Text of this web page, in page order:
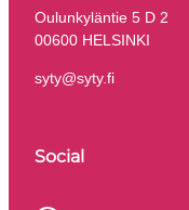
​Oulunkyläntie 5 D 2
00600 HELSINKI
syty@syty.fi
Social